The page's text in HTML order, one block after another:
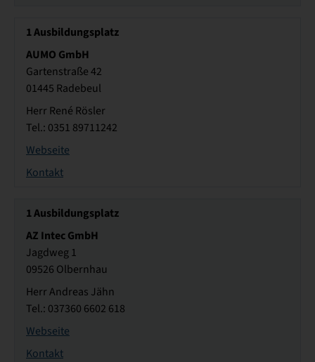
1Ausbildungsplatz
AUMO GmbH
Gartenstraße 42
01445 Radebeul
Herr René Rösler
Tel.: 0351 89711242
Webseite
Kontakt
1Ausbildungsplatz
AZ Intec GmbH
Jagdweg 1
09526 Olbernhau
Herr Andreas Jähn
Tel.: 037360 6602 618
Webseite
Kontakt